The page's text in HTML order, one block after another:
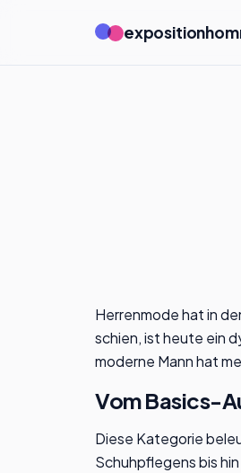
Herrenmode hat in
schien, ist heute ein
moderne Mann hat
Vom Basics-
Diese Kategorie
Schuhpflegens bis